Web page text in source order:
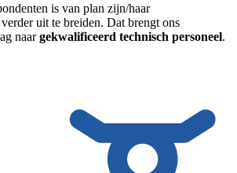
is van plan zijn/haar
uit te breiden. Dat brengt ons
naargekwalificeerd technisch personeel.